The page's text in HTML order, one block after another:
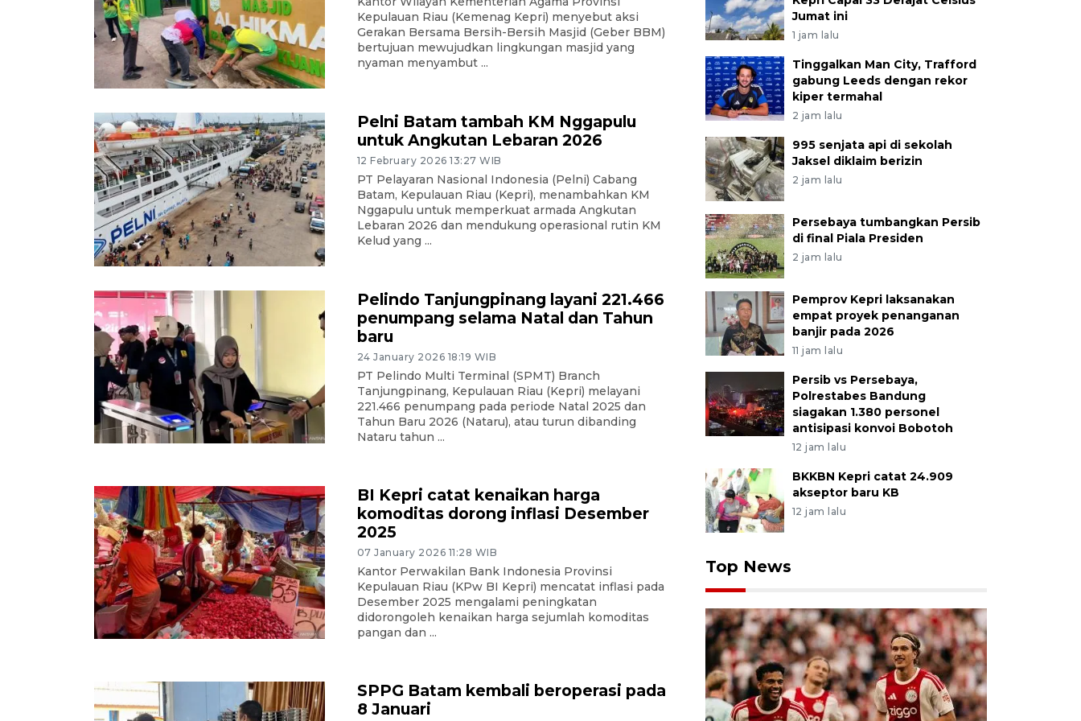
Kepulauan Riau (Kemenag Kepri) menyebut aksi
Gerakan Bersama Bersih-Bersih Masjid (Geber BBM)
bertujuan mewujudkan lingkungan masjid yang
nyaman menyambut ...
Pelni Batam tambah KM Nggapulu
untuk Angkutan Lebaran 2026
12 February 2026 13:27 WIB
PT Pelayaran Nasional Indonesia (Pelni) Cabang
Batam, Kepulauan Riau (Kepri), menambahkan KM
Nggapulu untuk memperkuat armada Angkutan
Lebaran 2026 dan mendukung operasional rutin KM
Kelud yang ...
Pelindo Tanjungpinang layani 221.466
penumpang selama Natal dan Tahun
baru
24 January 2026 18:19 WIB
PT Pelindo Multi Terminal (SPMT) Branch
Tanjungpinang, Kepulauan Riau (Kepri) melayani
221.466 penumpang pada periode Natal 2025 dan
Tahun Baru 2026 (Nataru), atau turun dibanding
Nataru tahun ...
BI Kepri catat kenaikan harga
komoditas dorong inflasi Desember
2025
07 January 2026 11:28 WIB
Kantor Perwakilan Bank Indonesia Provinsi
Kepulauan Riau (KPw BI Kepri) mencatat inflasi pada
Desember 2025 mengalami peningkatan
didorongoleh kenaikan harga sejumlah komoditas
pangan dan ...
SPPG Batam kembali beroperasi pada
8 Januari
Jumat ini
1 jam lalu
Tinggalkan Man City, Trafford
gabung Leeds dengan rekor
kiper termahal
2 jam lalu
995 senjata api di sekolah
Jaksel diklaim berizin
2 jam lalu
Persebaya tumbangkan Persib
di final Piala Presiden
2 jam lalu
Pemprov Kepri laksanakan
empat proyek penanganan
banjir pada 2026
11 jam lalu
Persib vs Persebaya,
Polrestabes Bandung
siagakan 1.380 personel
antisipasi konvoi Bobotoh
12 jam lalu
BKKBN Kepri catat 24.909
akseptor baru KB
12 jam lalu
Top News